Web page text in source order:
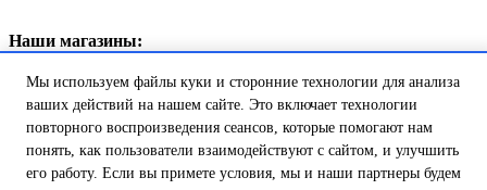
Наши магазины:
ДК им. Крупской, 1 этаж зал «Синий»
Магазин «Сувенир Кронштадта» - г. Кронштадт, ул. Петровская дом
Мы используем файлы куки и сторонние технологии для анализа
ваших действий на нашем сайте. Это включает технологии
повторного воспроизведения сеансов, которые помогают нам
понять, как пользователи взаимодействуют с сайтом, и улучшить
его работу. Если вы примете условия, мы и наши партнеры будем